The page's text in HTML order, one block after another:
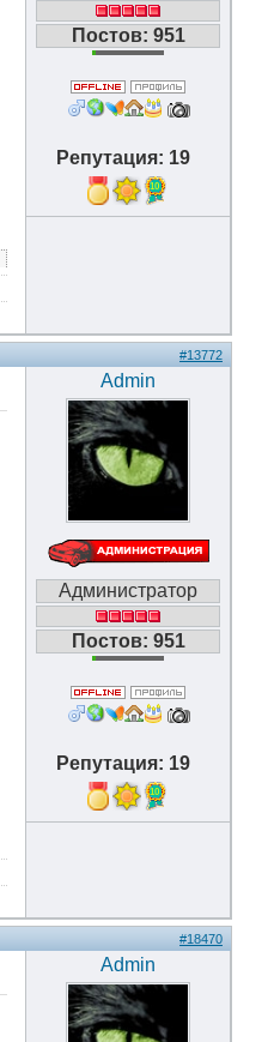
Постов: 951
Репутация: 19
10
#13772
Admin
Администратор
Постов: 951
Репутация: 19
10
#18470
Admin